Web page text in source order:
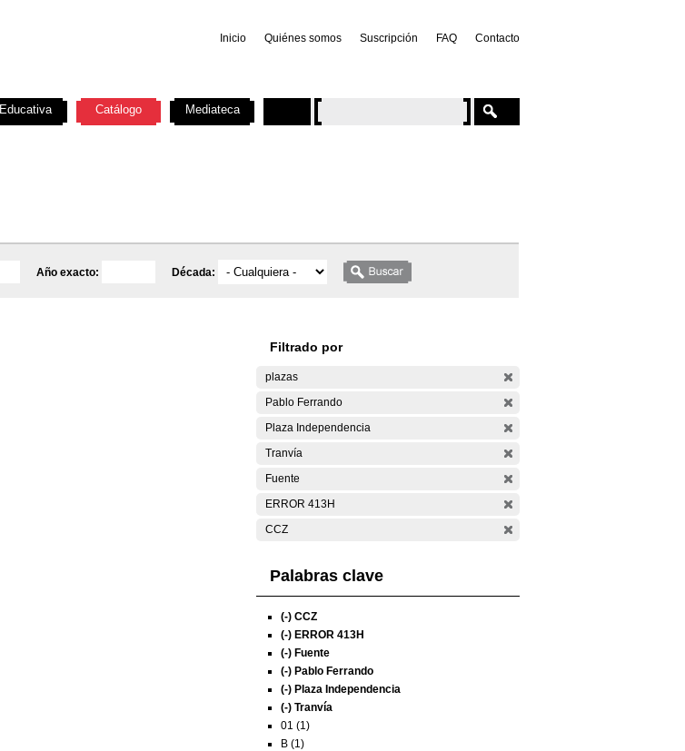
Inicio Quiénes somos Suscripción FAQ Contacto
Año exacto: Década:
Filtrado por
plazas
Pablo Ferrando
Plaza Independencia
Tranvía
Fuente
ERROR 413H
CCZ
Palabras clave
(-) CCZ
(-) ERROR 413H
(-) Fuente
(-) Pablo Ferrando
(-) Plaza Independencia
(-) Tranvía
01 (1)
B (1)
Educativa Catálogo Mediateca